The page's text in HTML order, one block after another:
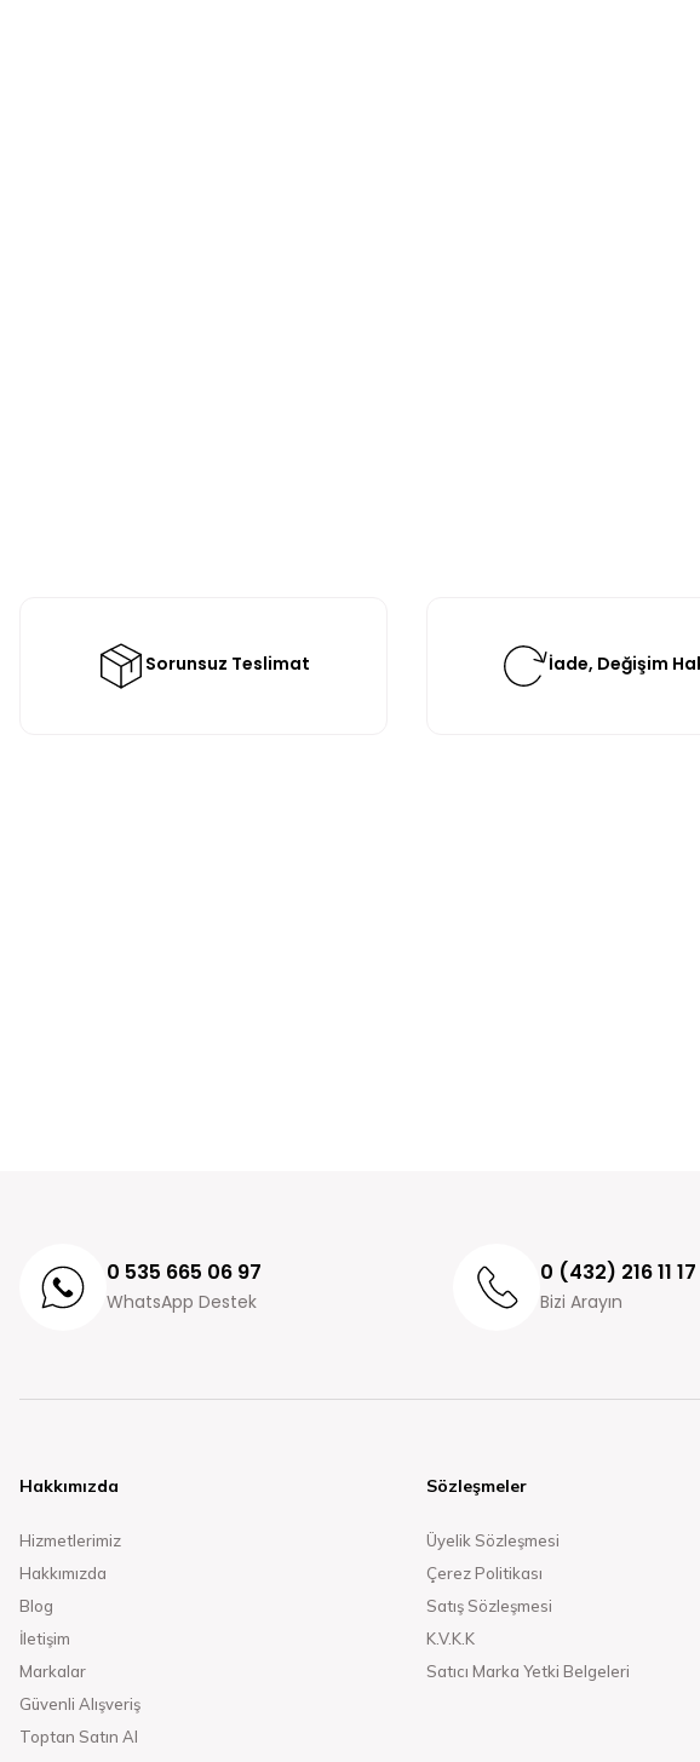
Sorunsuz Teslimat İade, Değişim
0 535 665 06 97
WhatsApp Destek
0 (432) 216 11
Bizi Arayın
Hakkımızda
Hizmetlerimiz
Hakkımızda
Blog
İletişim
Markalar
Güvenli Alışveriş
Toptan Satın Al
Sözleşmeler
Üyelik Sözleşmesi
Çerez Politikası
Satış Sözleşmesi
K.V.K.K
Satıcı Marka Yetki Belgeleri